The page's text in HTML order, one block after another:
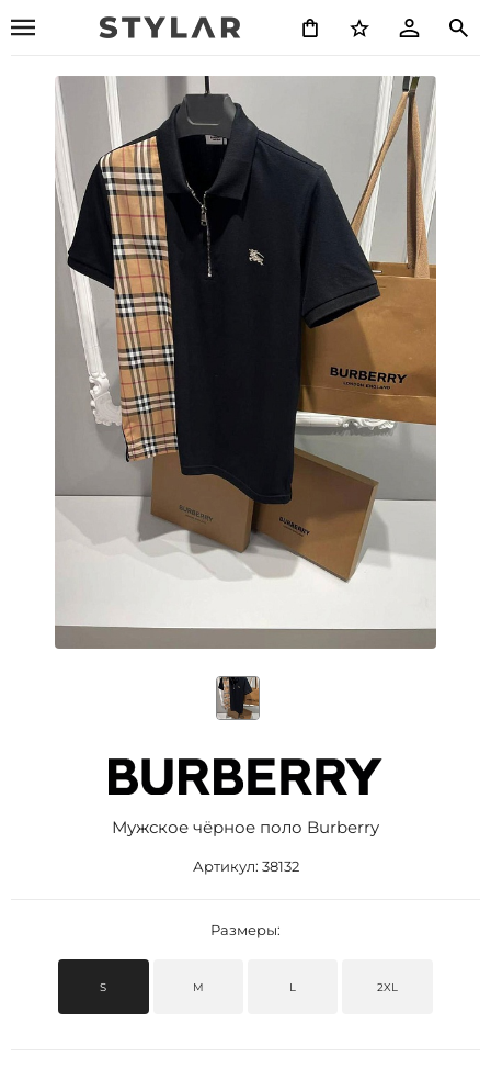
Мужское чёрное поло Burberry
Артикул: 38132
Размеры:
S M L 2XL